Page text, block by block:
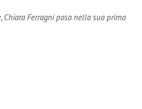
Chiara Ferragni posa nella sua prima